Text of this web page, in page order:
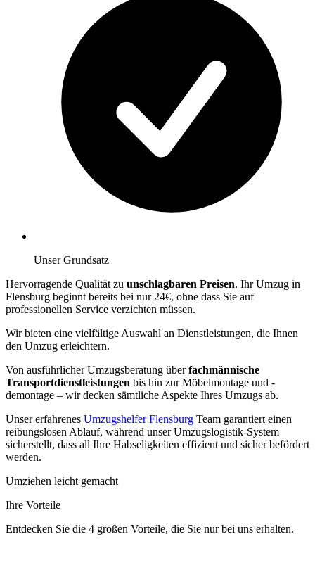
Unser Grundsatz
Hervorragende Qualität zu unschlagbaren Preisen. Ihr Umzug in
Flensburg beginnt bereits bei nur 24€, ohne dass Sie auf
professionellen Service verzichten müssen.
Wir bieten eine vielfältige Auswahl an Dienstleistungen, die Ihnen
den Umzug erleichtern.
Von ausführlicher Umzugsberatung überfachmännische
Transportdienstleistungen bis hin zur Möbelmontage und -
demontage – wir decken sämtliche Aspekte Ihres Umzugs ab.
Unser erfahrenes Umzugshelfer Flensburg Team garantiert einen
reibungslosen Ablauf, während unser Umzugslogistik-System
sicherstellt, dass all Ihre Habseligkeiten effizient und sicher befördert
werden.
Umziehen leicht gemacht
Ihre Vorteile
Entdecken Sie die 4 großen Vorteile, die Sie nur bei uns erhalten.